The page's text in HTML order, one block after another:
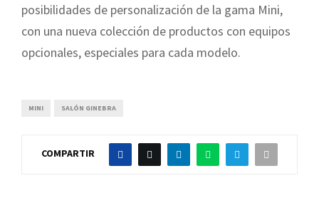
posibilidades de personalización de la gama Mini,
con una nueva colección de productos con equipos
opcionales, especiales para cada modelo.
MINI SALÓN GINEBRA
COMPARTIR